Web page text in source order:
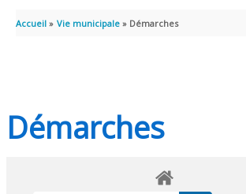
PRINCIPAL
Accueil Vie municipale Démarches
Démarches